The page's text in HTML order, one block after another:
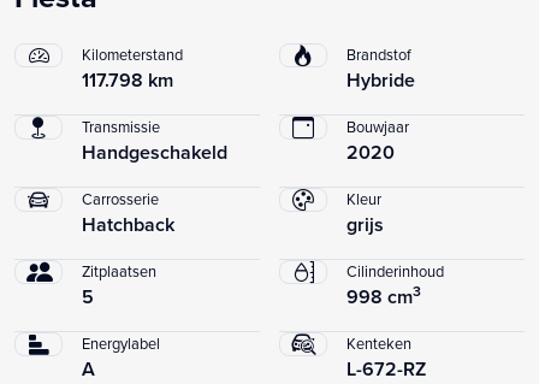
Kilometerstand
117.798 km
Brandstof
Hybride
Transmissie
Handgeschakeld
Bouwjaar
2020
Carrosserie
Hatchback
Kleur
grijs
Zitplaatsen
5
Cilinderinhoud
998 cm3
Energylabel
A
Kenteken
L-672-RZ